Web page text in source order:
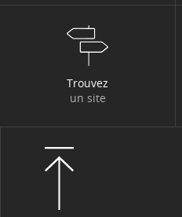
Trouvez
un site